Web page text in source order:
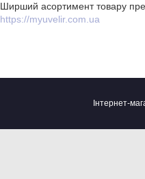
Ширший асортимент товару
https://myuvelir.com.ua